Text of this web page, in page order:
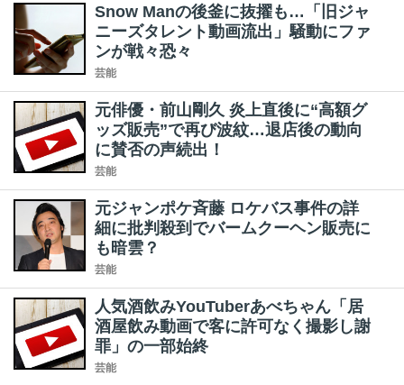
Snow Manの後釜に抜擢も…「旧ジャ
ニーズタレント動画流出」騒動にファ
ンが戦々恐々
芸能
元俳優・前山剛久 炎上直後に“高額グ
ッズ販売”で再び波紋…退店後の動向
に賛否の声続出！
芸能
元ジャンポケ斉藤 ロケバス事件の詳
細に批判殺到でバームクーヘン販売に
も暗雲？
芸能
人気酒飲みYouTuberあべちゃん「居
酒屋飲み動画で客に許可なく撮影し謝
罪」の一部始終
芸能